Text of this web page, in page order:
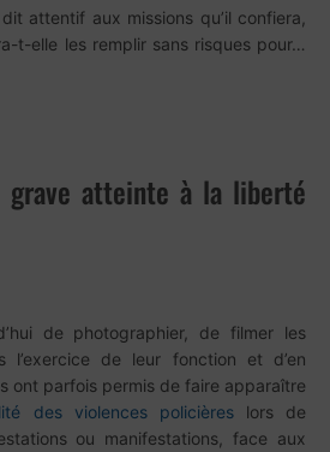
attentif aux missions qu’il confiera,
t-elle les remplir sans risques pour…
atteinte à la liberté
de photographier, de filmer les
l’exercice de leur fonction et d’en
ont parfois permis de faire apparaître
des violences policièreslors de
ou manifestations, face aux